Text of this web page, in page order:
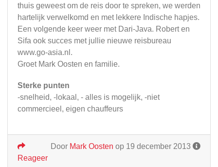
thuis geweest om de reis door te spreken, we werden
hartelijk verwelkomd en met lekkere Indische hapjes.
Een volgende keer weer met Dari-Java. Robert en
Sifa ook succes met jullie nieuwe reisbureau
www.go-asia.nl.
Groet Mark Oosten en familie.
Sterke punten
-snelheid, -lokaal, - alles is mogelijk, -niet
commercieel, eigen chauffeurs
Door Mark Oosten op 19 december 2013
Reageer